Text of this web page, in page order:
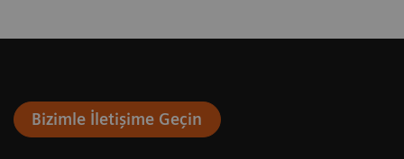
Bizimle İletişime Geçin